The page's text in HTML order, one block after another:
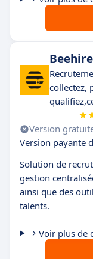
Beehire
collectez,
Version
Version payante
Solution de
gestion
ainsi que des
talents.
Voir plus de